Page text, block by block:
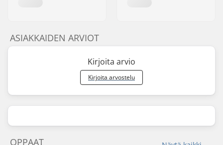
ASIAKKAIDEN ARVIOT
Kirjoita arvio
Kirjoita arvostelu
OPPAAT